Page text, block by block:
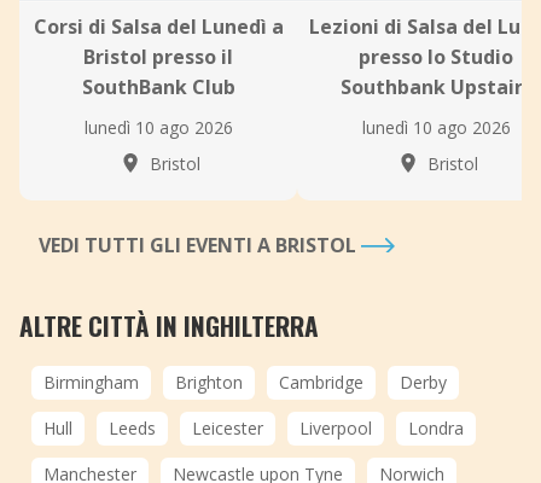
Corsi di Salsa del Lunedì a
Bristol presso il
SouthBank Club
lunedì 10 ago 2026
Bristol
Lezioni di Salsa del
presso lo Studio
Southbank Upstairs
lunedì 10 ago 2026
Bristol
VEDI TUTTI GLI EVENTI A BRISTOL
ALTRE CITTÀ IN INGHILTERRA
Birmingham Brighton Cambridge
Derby
Hull
Leeds Leicester Liverpool
Londra
Manchester
Newcastle upon Tyne Norwich